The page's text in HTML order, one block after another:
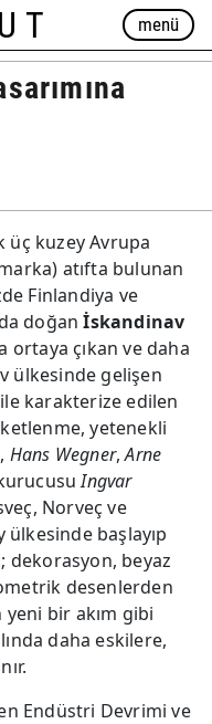
menü
üç kuzey Avrupa
atıfta bulunan
Finlandiya ve
doğanİskandinav
ortaya çıkan ve daha
ülkesinde gelişen
ile karakterize edilen
yetenekli
, Hans Wegner,Arne
kurucusuIngvar
Norveç ve
ülkesinde başlayıp
dekorasyon, beyaz
desenlerden
yeni bir akım gibi
daha eskilere,
Endüstri Devrimi ve